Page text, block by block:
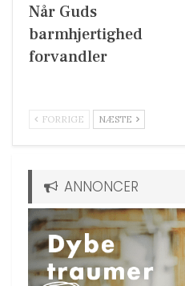
Når Guds
barmhjertighed
forvandler
FORRIGE NÆSTE
ANNONCER